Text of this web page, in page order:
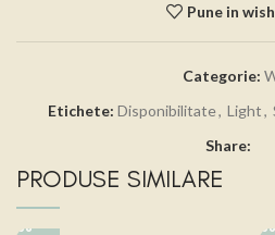
Pune in
Categorie:
Etichete: Disponibilitate, Light,
Share:
PRODUSE SIMILARE